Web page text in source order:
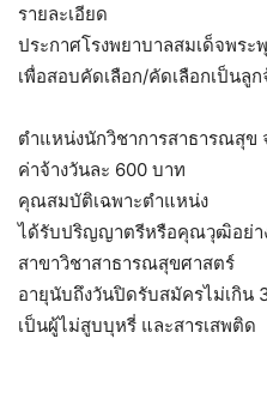
รายละเอียด
ประกาศโรงพยาบาลสมเด็จพระ
เพื่อสอบคัดเลือก/คัดเลือกเป็นลูก
ตำแหน่งนักวิชาการสาธารณสุข
ค่าจ้างวันละ 600 บาท
คุณสมบัติเฉพาะตำแหน่ง
ได้รับปริญญาตรีหรือคุณวุฒิอย่า
สาขาวิชาสาธารณสุขศาสตร์
อายุนับถึงวันปิดรับสมัครไม่เกิน
เป็นผู้ไม่สูบบุหรี่ และสารเสพติด